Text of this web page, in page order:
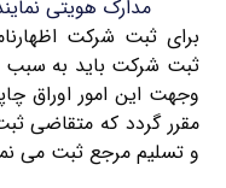
مدارک هویتی
برای ثبت شرکت
ثبت شرکت باید به سبب
وجهت این امور اوراق
مقرر گردد که متقاضی
و تسلیم مرجع ثبت می